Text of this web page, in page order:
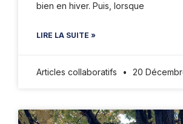
bien en hiver. Puis, lorsque
LIRE LA SUITE »
Articles collaboratifs 20